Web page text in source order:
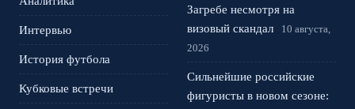
Интервью
История футбола
Кубковые встречи
Загребе несмотря на
визовый скандал
10 августа,
2026
Сильнейшие российские
фигуристы в новом сезоне: